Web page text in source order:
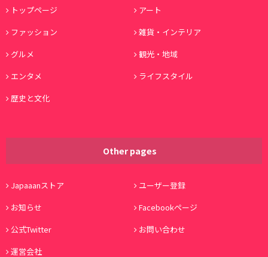
トップページ
アート
ファッション
雑貨・インテリア
グルメ
観光・地域
エンタメ
ライフスタイル
歴史と文化
Other pages
Japaaanストア
ユーザー登録
お知らせ
Facebookページ
公式Twitter
お問い合わせ
運営会社